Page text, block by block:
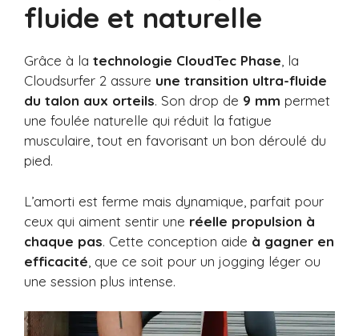
fluide et naturelle
Grâce à la technologie CloudTec Phase, la
Cloudsurfer 2 assure une transition ultra-fluide
du talon aux orteils. Son drop de 9 mm permet
une foulée naturelle qui réduit la fatigue
musculaire, tout en favorisant un bon déroulé du
pied.
L’amorti est ferme mais dynamique, parfait pour
ceux qui aiment sentir une réelle propulsion à
chaque pas. Cette conception aide à gagner en
efficacité , que ce soit pour un jogging léger ou
une session plus intense.